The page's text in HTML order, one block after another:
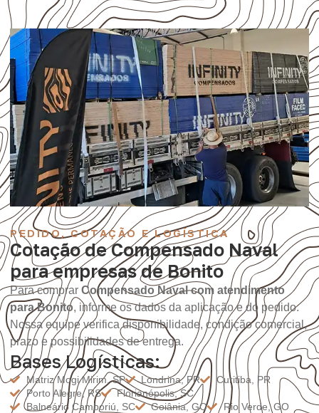
PEDIDO, COTAÇÃO E LOGÍSTICA
Cotação de Compensado Naval
para empresas de Bonito
Para comprar Compensado Naval com atendimento
para Bonito, informe os dados da aplicação e do pedido.
Nossa equipe verifica disponibilidade, condição comercial,
prazo e possibilidades de entrega.
Bases Logísticas:
Matriz Mogi Mirim, SP Londrina, PR
Curitiba, PR
Porto Alegre, RS
Florianópolis, SC
Balneário Camboriú, SC
Goiânia, GO
Rio Verde, GO